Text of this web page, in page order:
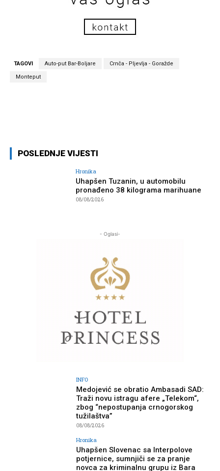
TAGOVI Auto-put Bar-Boljare Crnča - Pljevlja - Goražde
Monteput
POSLEDNJE VIJESTI
Hronika
Uhapšen Tuzanin, u automobilu
pronađeno 38 kilograma marihuane
08/08/2026
- Oglasi-
INFO
Medojević se obratio Ambasadi SAD:
Traži novu istragu afere „Telekom“,
zbog “nepostupanja crnogorskog
tužilaštva”
08/08/2026
Hronika
Uhapšen Slovenac sa Interpolove
potjernice, sumnjiči se za pranje
novca za kriminalnu grupu iz Bara